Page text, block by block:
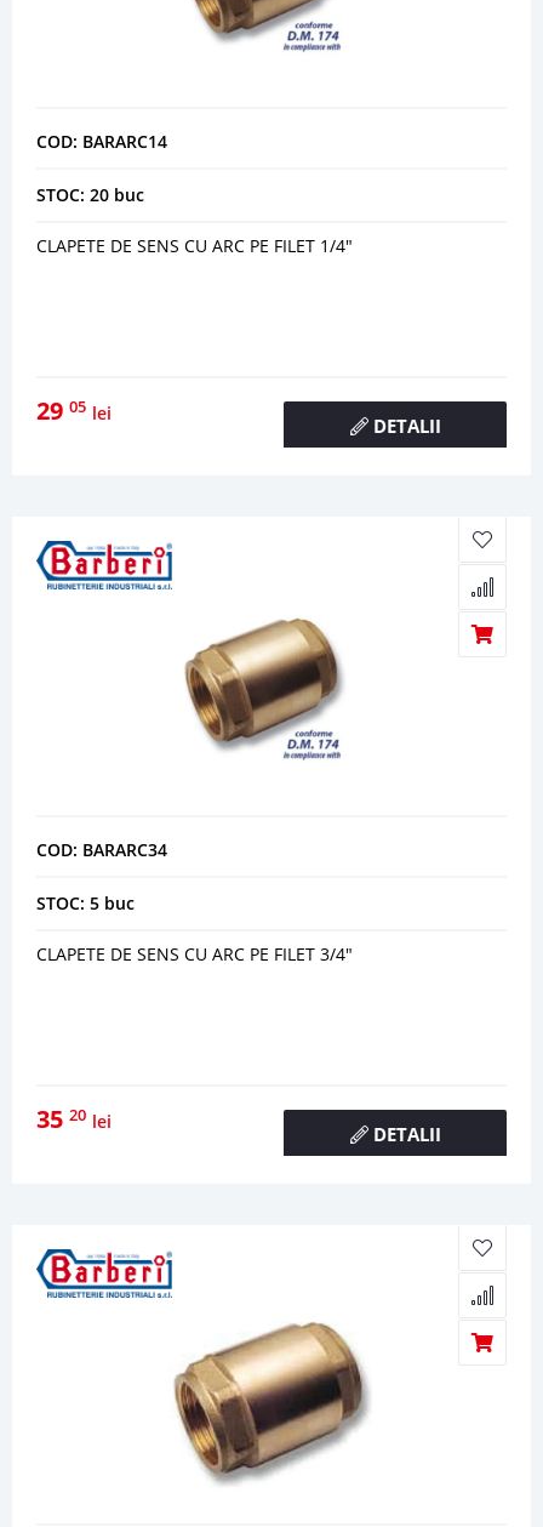
COD: BARARC14
STOC: 20 buc
CLAPETE DE SENS CU ARC PE FILET 1/4"
29 05 lei
DETALII
COD: BARARC34
STOC: 5 buc
CLAPETE DE SENS CU ARC PE FILET 3/4"
35 20 lei
DETALII